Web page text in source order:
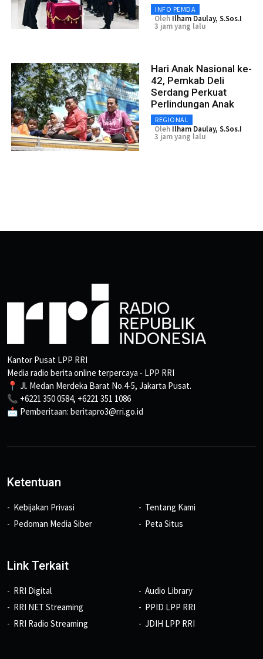
INFO PEMDA
Oleh Ilham Daulay, S.Sos.I
3 jam yang lalu
Hari Anak Nasional ke-
42, Pemkab Deli
Serdang Perkuat
Perlindungan Anak
REGIONAL
Oleh Ilham Daulay, S.Sos.I
3 jam yang lalu
Kantor Pusat LPP RRI
Media radio berita online terpercaya - LPP RRI
📍 Jl. Medan Merdeka Barat No.4-5, Jakarta Pusat.
📞 +6221 350 0584, +6221 351 1086
📩 Pemberitaan: beritapro3@rri.go.id
Ketentuan
Kebijakan Privasi
Pedoman Media Siber
Tentang Kami
Peta Situs
Link Terkait
RRI Digital
RRI NET Streaming
RRI Radio Streaming
Audio Library
PPID LPP RRI
JDIH LPP RRI